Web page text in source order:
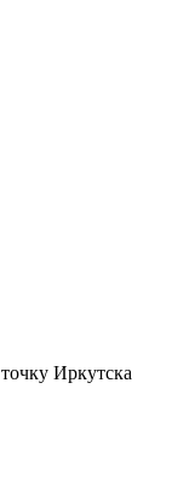
Иркутска